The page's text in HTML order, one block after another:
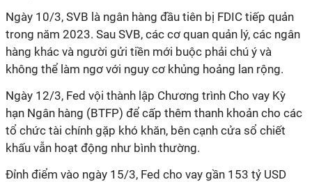
Ngày 10/3, SVB là ngân hàng đầu tiên bị FDIC tiếp quản
trong năm 2023. Sau SVB, các cơ quan quản lý, các ngân
hàng khác và người gửi tiền mới buộc phải chú ý và
không thể làm ngơ với nguy cơ khủng hoảng lan rộng.
Ngày 12/3, Fed vội thành lập Chương trình Cho vay Kỳ
hạn Ngân hàng (BTFP) để cấp thêm thanh khoản cho các
tổ chức tài chính gặp khó khăn, bên cạnh cửa sổ chiết
khấu vẫn hoạt động như bình thường.
Đỉnh điểm vào ngày 15/3, Fed cho vay gần 153 tỷ USD